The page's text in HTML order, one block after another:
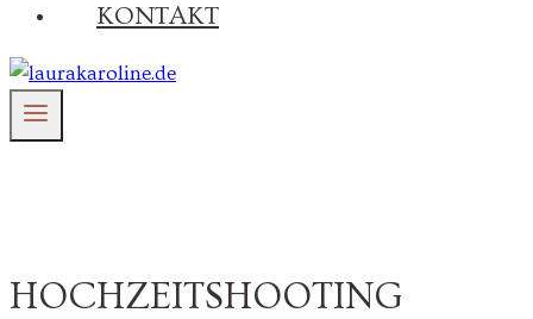
KONTAKT
HOCHZEITSHOOTING